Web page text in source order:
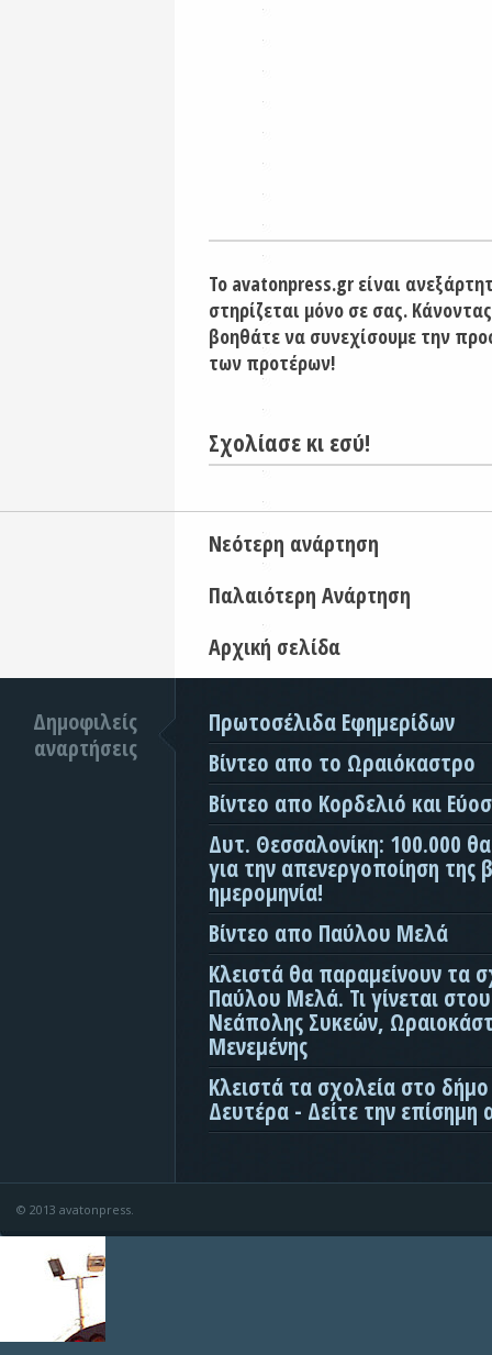
Το avatonpress.gr είναι
στηρίζεται μόνο σε σας.
βοηθάτε να συνεχίσουμε την
των προτέρων!
Σχολίασε κι εσύ!
Νεότερη ανάρτηση
Παλαιότερη Ανάρτηση
Αρχική σελίδα
Δημοφιλείς
αναρτήσεις
Πρωτοσέλιδα Εφημερίδων
Βίντεο απο το Ωραιόκαστρο
Βίντεο απο Κορδελιό και
Δυτ. Θεσσαλονίκη: 100.000
για την απενεργοποίηση της
ημερομηνία!
Βίντεο απο Παύλου Μελά
Κλειστά θα παραμείνουν τα
Παύλου Μελά. Τι γίνεται
Νεάπολης Συκεών,
Μενεμένης
Κλειστά τα σχολεία στο
Δευτέρα - Δείτε την επίσημη
© 2013 avatonpress.